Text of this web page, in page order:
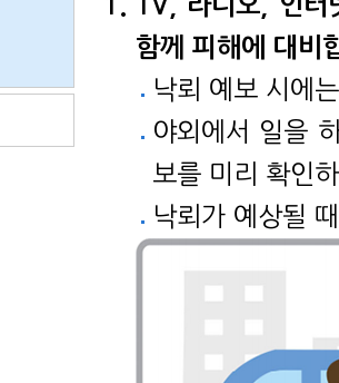
TV, 라디오, 인터
함께 피해에 대비
낙뢰 예보 시에
야외에서 일을
보를 미리 확인
낙뢰가 예상될